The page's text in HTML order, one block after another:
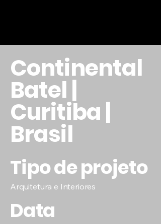
Continental
Batel |
Curitiba |
Brasil
Tipo de projeto
Arquitetura e Interiores
Data